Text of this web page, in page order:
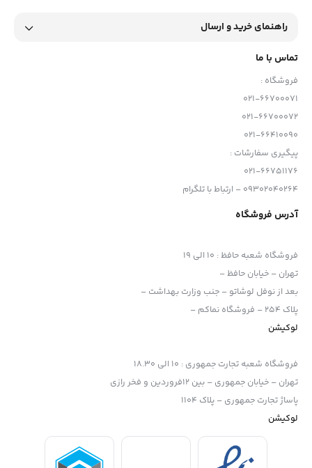
راهنمای خرید و ارسال
تماس با ما
فروشگاه :
021-66700071
021-66700072
021-66410090
پیگیری سفارشات :
021-66751176
09302040264 – ارتباط با تلگرام
آدرس فروشگاه
فروشگاه شعبه حافظ: 10 الی 19
تهران – خیابان حافظ –
بعد از نوفل لوشاتو – جنب وزارت بهداشت –
پلاک 254 – فروشگاه نماکم –
لوکیشن
فروشگاه شعبه تجارت جمهوری : 10 الی 18.30
تهران – خیابان جمهوری – بین 12فروردین و فخر رازی
پاساژ تجارت جمهوری – پلاک 1104
لوکیشن